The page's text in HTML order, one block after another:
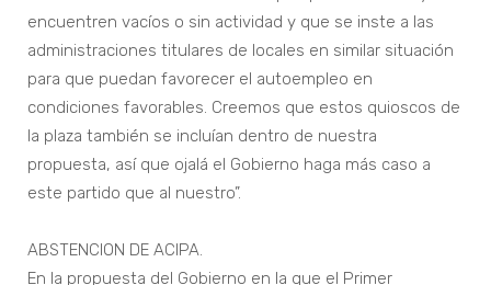
encuentren vacíos o sin actividad y que se inste a las
administraciones titulares de locales en similar situación
para que puedan favorecer el autoempleo en
condiciones favorables. Creemos que estos quioscos de
la plaza también se incluían dentro de nuestra
propuesta, así que ojalá el Gobierno haga más caso a
este partido que al nuestro”.
ABSTENCION DE ACIPA.
En la propuesta del Gobierno en la que el Primer